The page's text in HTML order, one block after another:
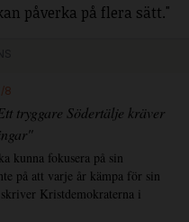
påverka på flera sätt."
8
tryggare Södertälje kräver
kunna fokusera på sin
på att varje år kämpa för sin
Kristdemokraterna i